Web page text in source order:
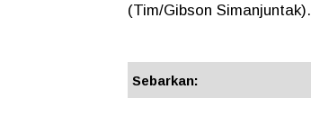
(Tim/Gibson Simanjuntak).
Sebarkan: